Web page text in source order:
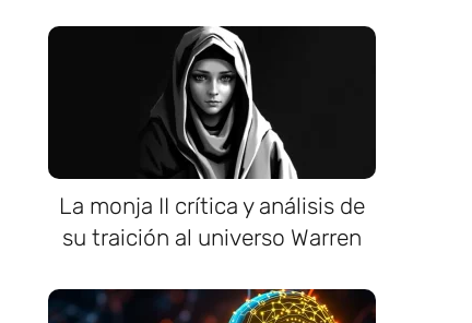
La monja II crítica y análisis de
su traición al universo Warren